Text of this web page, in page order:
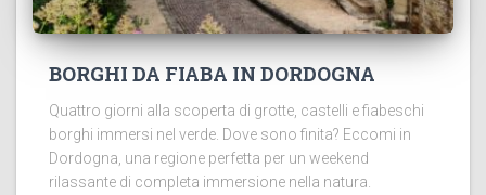
BORGHI DA FIABA IN DORDOGNA
Quattro giorni alla scoperta di grotte, castelli e fiabeschi
borghi immersi nel verde. Dove sono finita? Eccomi in
Dordogna, una regione perfetta per un weekend
rilassante di completa immersione nella natura.